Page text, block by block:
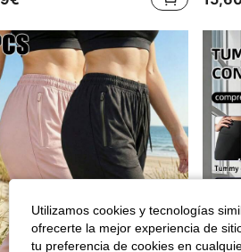
Utilizamos cookies y tecnologías
ofrecerte la mejor experiencia de
tu preferencia de cookies en